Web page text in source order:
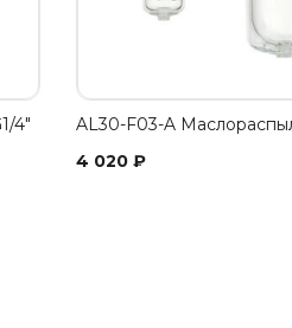
4"
AL30-F03-A
4 020 ₽